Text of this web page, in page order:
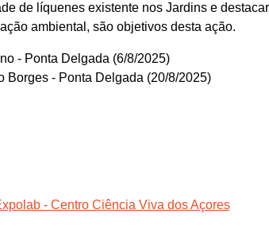
de líquenes existente nos Jardins e
ambiental, são objetivos desta ação.
- Ponta Delgada (6/8/2025)
Borges - Ponta Delgada (20/8/2025)
- Centro Ciência Viva dos Açores